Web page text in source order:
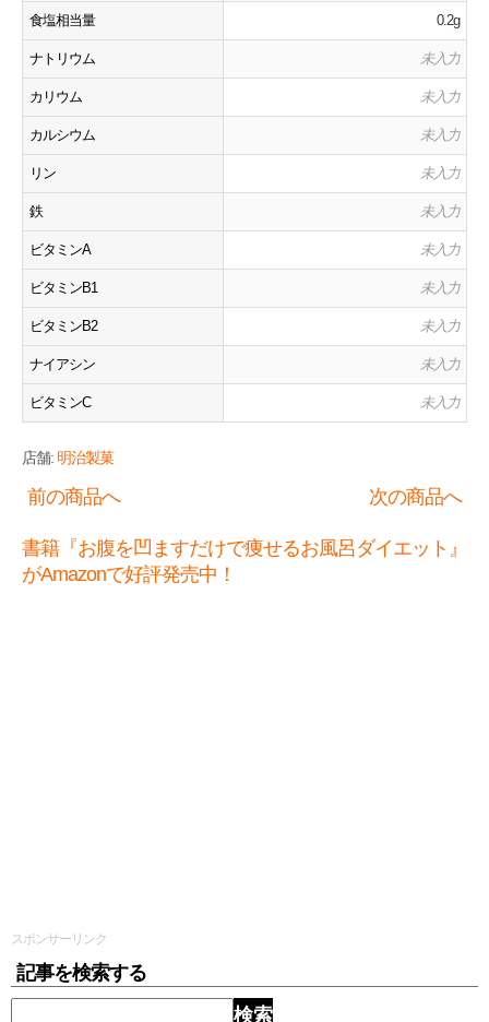
食塩相当量 0.2g
ナトリウム 未入力
カリウム 未入力
カルシウム 未入力
リン 未入力
鉄 未入力
ビタミンA 未入力
ビタミンB1 未入力
ビタミンB2 未入力
ナイアシン 未入力
ビタミンC 未入力
店舗: 明治製菓
前の商品へ 次の商品へ
書籍『お腹を凹ますだけで痩せるお風呂ダイエット』
がAmazonで好評発売中！
スポンサーリンク
記事を検索する
検索